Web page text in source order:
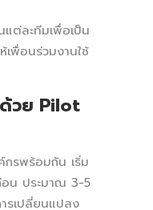
ต่ละทีมเพื่อเป็น
เพื่อนร่วมงานใช้
วย Pilot
กรพร้อมกัน เริ่ม
อน ประมาณ 3-5
รเปลี่ยนแปลง